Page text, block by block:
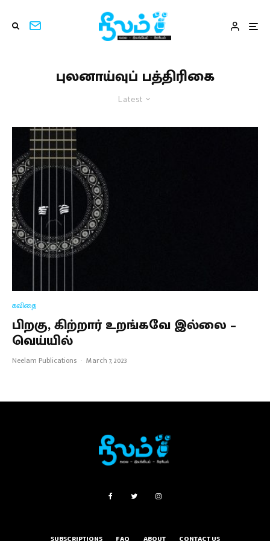
புலனாய்வுப் பத்திரிகை
Latest
கவிதை
பிறகு, கிற்றார் உறங்கவே இல்லை –
வெய்யில்
Neelam Publications · March 7, 2023